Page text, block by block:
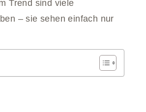
Trend sind viele
– sie sehen einfach nur